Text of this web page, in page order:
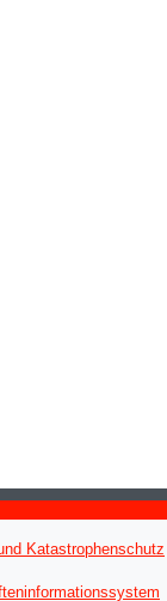
Katastrophenschutz